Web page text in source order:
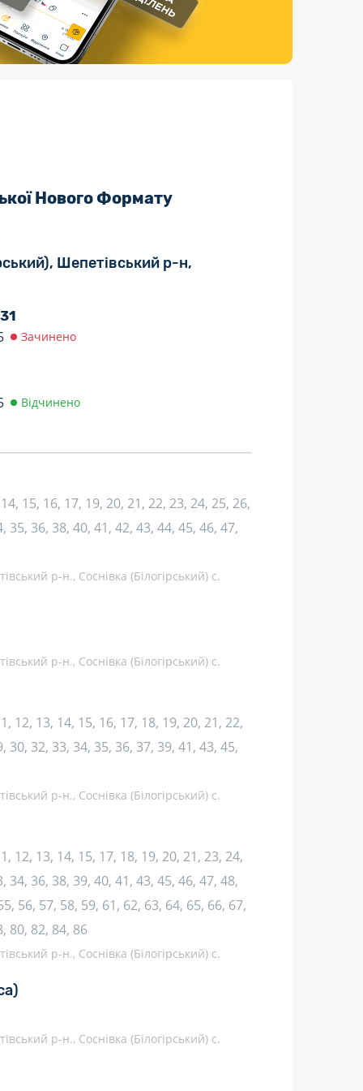
Страхові послуги
Каталог «Укрпошта Маркет»
Нового Формату
Шепетівський р-н,
Зачинено
Відчинено
15, 16, 17, 19, 20, 21, 22, 23, 24, 25, 26,
35, 36, 38, 40, 41, 42, 43, 44, 45, 46, 47,
р-н., Соснівка (Білогірський) с.
р-н., Соснівка (Білогірський) с.
12, 13, 14, 15, 16, 17, 18, 19, 20, 21, 22,
30, 32, 33, 34, 35, 36, 37, 39, 41, 43, 45,
р-н., Соснівка (Білогірський) с.
12, 13, 14, 15, 17, 18, 19, 20, 21, 23, 24,
34, 36, 38, 39, 40, 41, 43, 45, 46, 47, 48,
56, 57, 58, 59, 61, 62, 63, 64, 65, 66, 67,
80, 82, 84, 86
р-н., Соснівка (Білогірський) с.
р-н., Соснівка (Білогірський) с.